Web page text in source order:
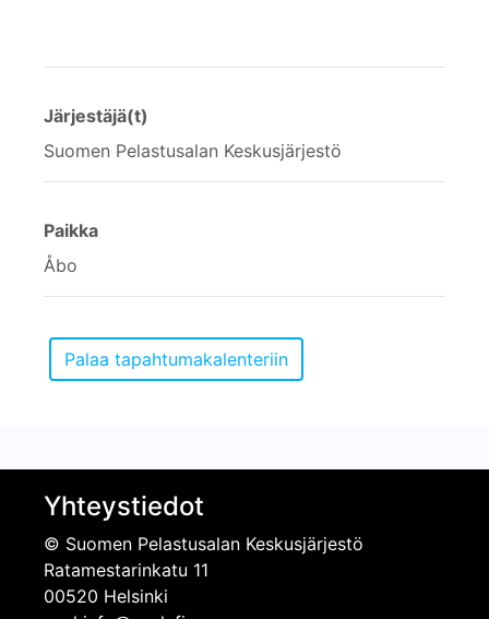
Järjestäjä(t)
Suomen Pelastusalan Keskusjärjestö
Paikka
Åbo
Yhteystiedot
© Suomen Pelastusalan Keskusjärjestö
Ratamestarinkatu 11
00520 Helsinki